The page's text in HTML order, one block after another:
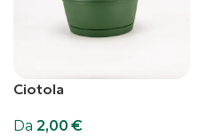
Ciotola
Da 2,00 €